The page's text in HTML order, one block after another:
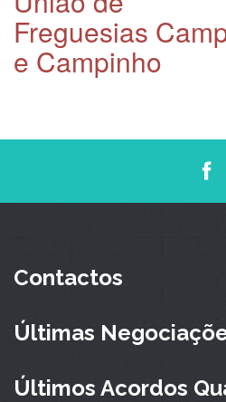
Freguesias
e Campinho
Contactos
Últimas
Últimos Acordos